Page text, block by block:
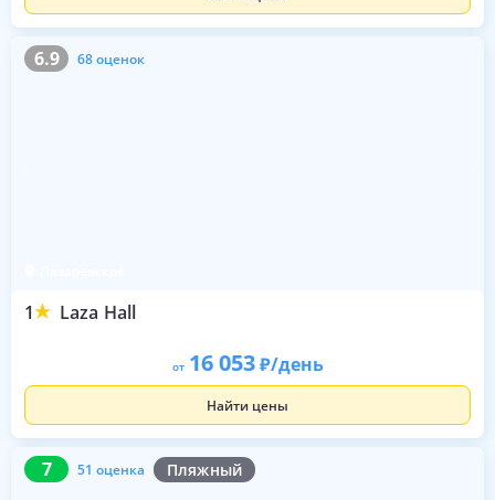
6.9 68 оценок
1 Laza Hall
6.9 68 оценок
от 16 053 /день
Найти цены
7 51 оценка Пляжный
7 51 оценка